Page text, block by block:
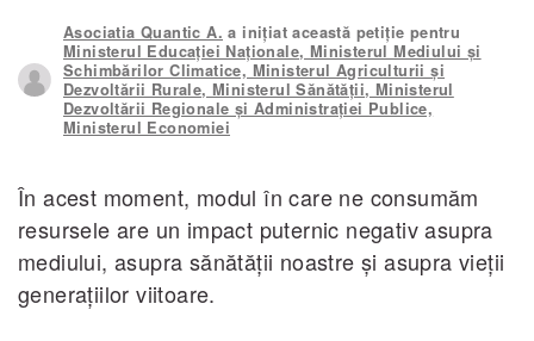
Asociatia Quantic A. a inițiat această petiție pentru
Ministerul Educației Naționale, Ministerul Mediului şi
Schimbărilor Climatice, Ministerul Agriculturii şi
Dezvoltării Rurale, Ministerul Sănătăţii, Ministerul
Dezvoltării Regionale şi Administraţiei Publice,
Ministerul Economiei
În acest moment, modul în care ne consumăm
resursele are un impact puternic negativ asupra
mediului, asupra sănătăţii noastre şi asupra vieţii
generaţiilor viitoare.